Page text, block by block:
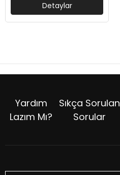
Detaylar
Yardım
Lazım Mı?
Sıkça Sorulan
Sorular